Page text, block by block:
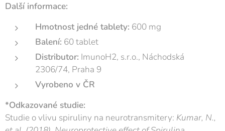
Další informace:
Hmotnost jedné tablety: 600 mg
Balení: 60 tablet
Distributor: ImunoH2, s.r.o., Náchodská
2306/74, Praha 9
Vyrobeno v ČR
*Odkazované studie:
Studie o vlivu spiruliny na neurotransmitery: Kumar, N.,